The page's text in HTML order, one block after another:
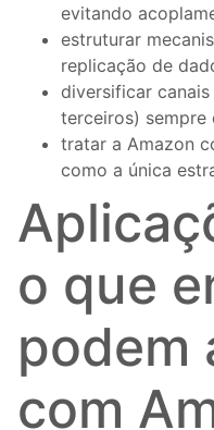
evitando
estruturar
replicação de
diversificar
terceiros) sempre
tratar a Amazon
como a única
o que
podem
com